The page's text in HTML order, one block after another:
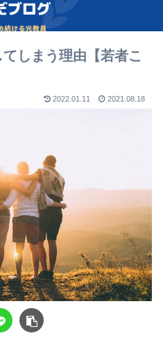
しまう理由【若者こ
2022.01.11 2021.08.18